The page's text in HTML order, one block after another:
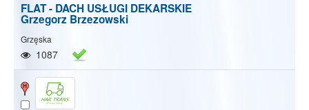
FLAT - DACH USŁUGI DEKARSKIE
Grzegorz Brzezowski
Grzęska
1087